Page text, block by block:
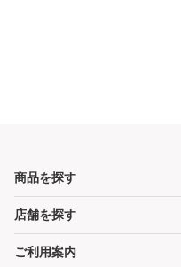
商品を探す
ベビー用品
店舗を探す
店舗検索
ご利用案内